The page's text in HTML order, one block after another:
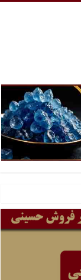
صنعتی